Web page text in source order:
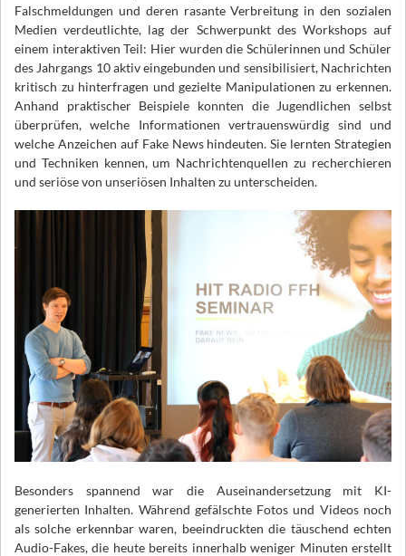
Falschmeldungen und deren rasante Verbreitung in den sozialen
Medien verdeutlichte, lag der Schwerpunkt des Workshops auf
einem interaktiven Teil: Hier wurden die Schülerinnen und Schüler
des Jahrgangs 10 aktiv eingebunden und sensibilisiert, Nachrichten
kritisch zu hinterfragen und gezielte Manipulationen zu erkennen.
Anhand praktischer Beispiele konnten die Jugendlichen selbst
überprüfen, welche Informationen vertrauenswürdig sind und
welche Anzeichen auf Fake News hindeuten. Sie lernten Strategien
und Techniken kennen, um Nachrichtenquellen zu recherchieren
und seriöse von unseriösen Inhalten zu unterscheiden.
Besonders spannend war die Auseinandersetzung mit KI-
generierten Inhalten. Während gefälschte Fotos und Videos noch
als solche erkennbar waren, beeindruckten die täuschend echten
Audio-Fakes, die heute bereits innerhalb weniger Minuten erstellt